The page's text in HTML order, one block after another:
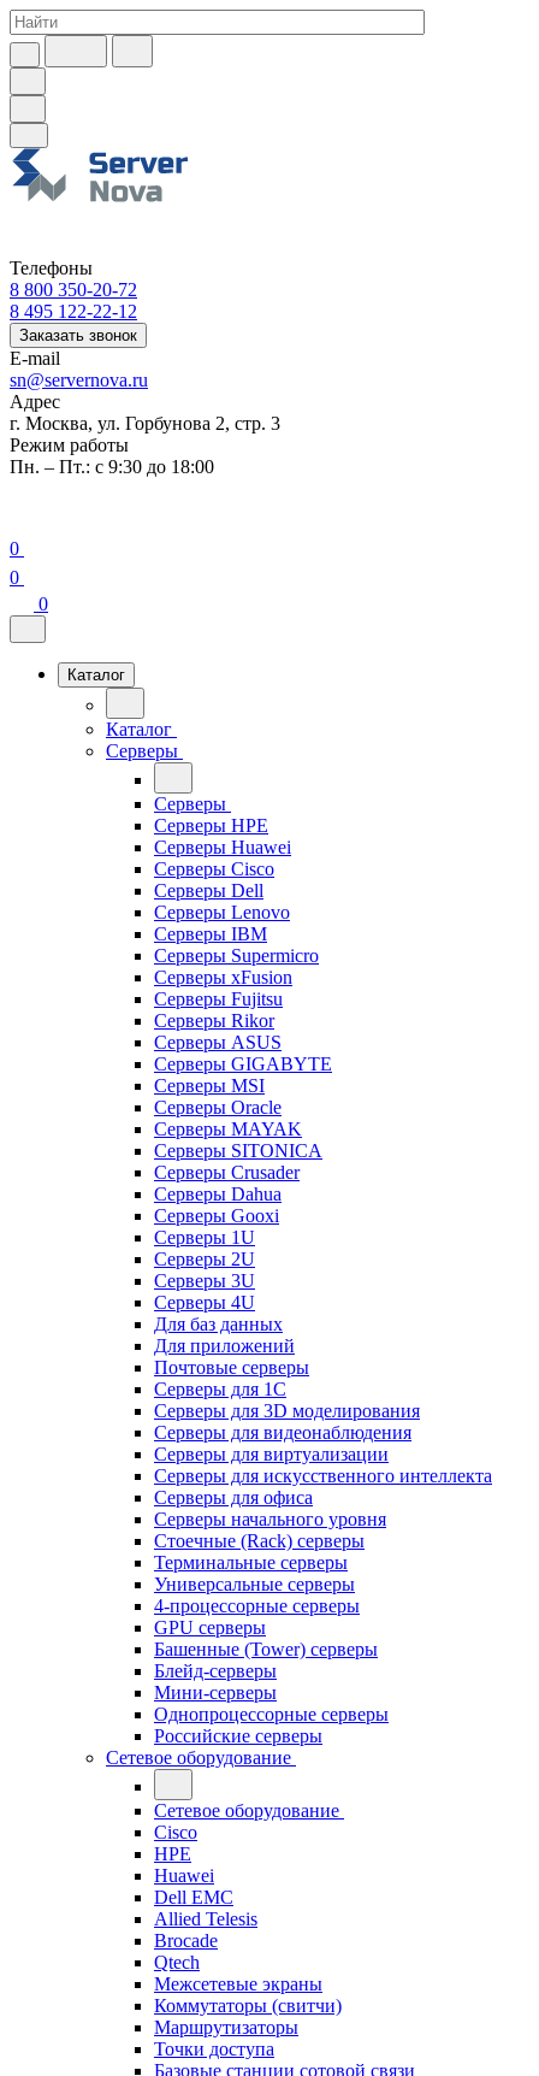
Телефоны
8 800 350-20-72
8 495 122-22-12
Заказать звонок
E-mail
sn@servernova.ru
Адрес
г. Москва, ул. Горбунова 2, стр. 3
Режим работы
Пн. – Пт.: с 9:30 до 18:00
0
0
0
Каталог
Каталог
Серверы
Серверы
Серверы HPE
Серверы Huawei
Серверы Cisco
Серверы Dell
Серверы Lenovo
Серверы IBM
Серверы Supermicro
Серверы xFusion
Серверы Fujitsu
Серверы Rikor
Серверы ASUS
Серверы GIGABYTE
Серверы MSI
Серверы Oracle
Серверы MAYAK
Серверы SITONICA
Серверы Crusader
Серверы Dahua
Серверы Gooxi
Серверы 1U
Серверы 2U
Серверы 3U
Серверы 4U
Для баз данных
Для приложений
Почтовые серверы
Серверы для 1С
Серверы для 3D моделирования
Серверы для видеонаблюдения
Серверы для виртуализации
Серверы для искусственного интеллекта
Серверы для офиса
Серверы начального уровня
Стоечные (Rack) серверы
Терминальные серверы
Универсальные серверы
4-процессорные серверы
GPU серверы
Башенные (Tower) серверы
Блейд-серверы
Мини-серверы
Однопроцессорные серверы
Российские серверы
Сетевое оборудование
Сетевое оборудование
Cisco
HPE
Huawei
Dell EMC
Allied Telesis
Brocade
Qtech
Межсетевые экраны
Коммутаторы (свитчи)
Маршрутизаторы
Точки доступа
Базовые станции сотовой связи